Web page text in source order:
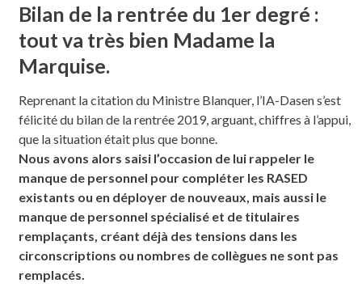
Bilan de la rentrée du 1er degré :
tout va très bien Madame la
Marquise.
Reprenant la citation du Ministre Blanquer, l’IA-Dasen s’est
félicité du bilan de la rentrée 2019, arguant, chiffres à l’appui,
que la situation était plus que bonne.
Nous avons alors saisi l’occasion de lui rappeler le
manque de personnel pour compléter les RASED
existants ou en déployer de nouveaux, mais aussi le
manque de personnel spécialisé et de titulaires
remplaçants, créant déjà des tensions dans les
circonscriptions ou nombres de collègues ne sont pas
remplacés.